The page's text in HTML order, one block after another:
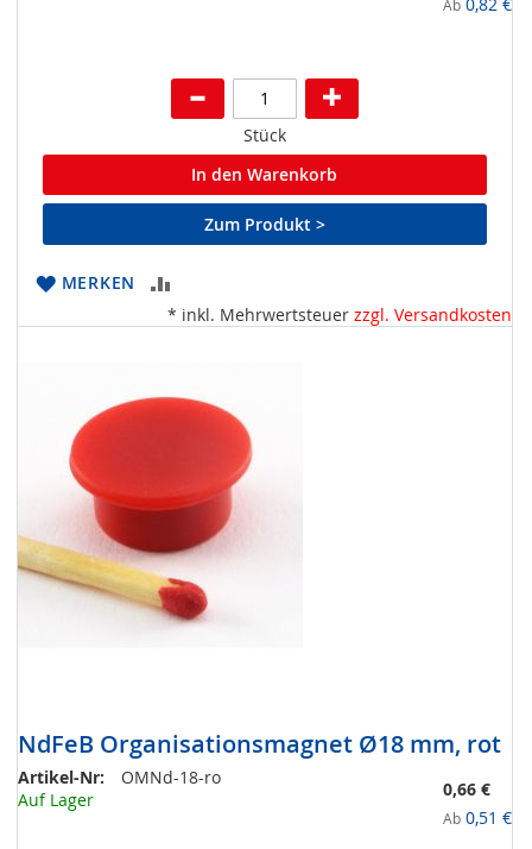
Ab
Stück
In den Warenkorb
Zum Produkt >
MERKEN
VERGLEICHSLISTE
* inkl. Mehrwertsteuer zzgl. Versandkosten
NdFeB Organisationsmagnet Ø18 mm, rot
Artikel-Nr:
OMNd-18-ro
Auf Lager
0,66 €
Ab 0,51 €